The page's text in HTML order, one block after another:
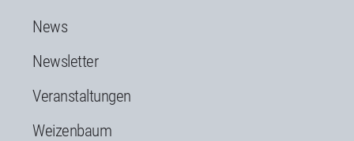
News
Newsletter
Veranstaltungen
Weizenbaum